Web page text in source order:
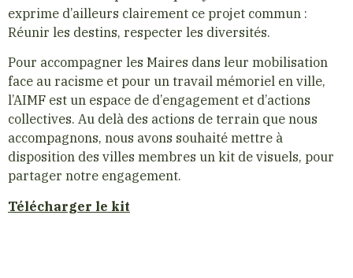
exprime d’ailleurs clairement ce projet commun :
Réunir les destins, respecter les diversités.
Pour accompagner les Maires dans leur mobilisation
face au racisme et pour un travail mémoriel en ville,
l’AIMF est un espace de d’engagement et d’actions
collectives. Au delà des actions de terrain que nous
accompagnons, nous avons souhaité mettre à
disposition des villes membres un kit de visuels, pour
partager notre engagement.
Télécharger le kit